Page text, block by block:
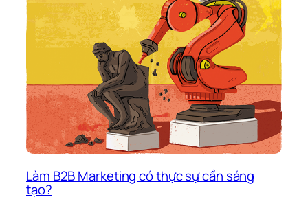
Làm B2B Marketing có thực sự cần sáng
tạo?